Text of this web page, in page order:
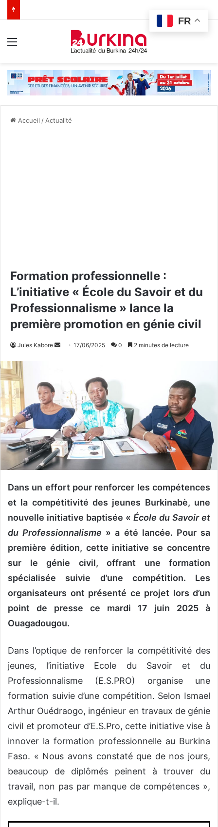
Accueil / Actualité
Formation professionnelle :
L’initiative « École du Savoir et du
Professionnalisme » lance la
première promotion en génie civil
Jules Kabore
y
e
r
u
n
c
r
e
l
17/06/2025 0 2 minutes de lecture
Dans un effort pour renforcer les compétences
et la compétitivité des jeunes Burkinabè, une
nouvelle initiative baptisée « École du Savoir et
du Professionnalisme » a été lancée. Pour sa
première édition, cette initiative se concentre
sur le génie civil, offrant une formation
spécialisée suivie d’une compétition. Les
organisateurs ont présenté ce projet lors d’un
point de presse ce mardi 17 juin 2025 à
Ouagadougou.
Dans l’optique de renforcer la compétitivité des
jeunes, l’initiative Ecole du Savoir et du
Professionnalisme (E.S.PRO) organise une
formation suivie d’une compétition. Selon Ismael
Arthur Ouédraogo, ingénieur en travaux de génie
civil et promoteur d’E.S.Pro, cette initiative vise à
innover la formation professionnelle au Burkina
Faso. « Nous avons constaté que de nos jours,
beaucoup de diplômés peinent à trouver du
travail, non pas par manque de compétences »,
explique-t-il.
FR